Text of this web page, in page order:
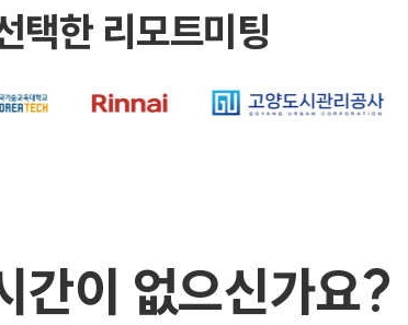
택한 리모트미팅
간이 없으신가요?